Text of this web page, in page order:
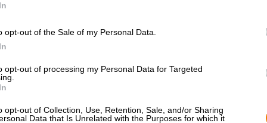
opt-out of the Sale of my Personal Data.
opt-out of processing my Personal Data for Targeted
opt-out of Collection, Use, Retention, Sale, and/or Sharing
Data that Is Unrelated with the Purposes for which it
birrificio ha nel suo repertorio una Helles luppolata.
diversi tipi di luppolo ed è anche luppolata a freddo
specialità di birra naturalmente torbida si caratterizza
equilibrato e si distingue per la sua morbida dolcezza
luppolo utilizzate provengono da agricoltura biologica
Il Riedenburger Dolden Hell sfocia nel bicchiere in un
corona bianca di fiori. Dal succo d’orzo naturalmente
luppolo floreale e agrumi aspri. Il gusto prosegue la
di agrumi, ananas maturo, erba appena falciata, prato